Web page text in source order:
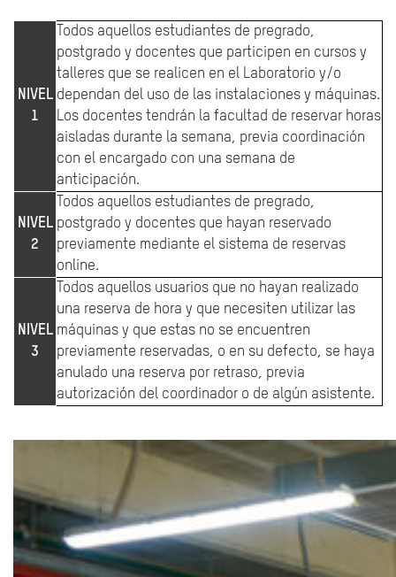
NIVEL
1
Todos aquellos estudiantes de pregrado,
postgrado y docentes que participen en cursos y
talleres que se realicen en el Laboratorio y/o
dependan del uso de las instalaciones y máquinas.
Los docentes tendrán la facultad de reservar horas
aisladas durante la semana, previa coordinación
con el encargado con una semana de
anticipación.
NIVEL
2
Todos aquellos estudiantes de pregrado,
postgrado y docentes que hayan reservado
previamente mediante el sistema de reservas
online.
NIVEL
3
Todos aquellos usuarios que no hayan realizado
una reserva de hora y que necesiten utilizar las
máquinas y que estas no se encuentren
previamente reservadas, o en su defecto, se haya
anulado una reserva por retraso, previa
autorización del coordinador o de algún asistente.